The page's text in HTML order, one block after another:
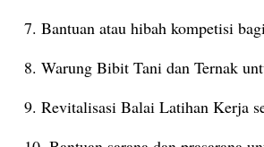
7. Bantuan atau hibah kompetisi
8. Warung Bibit Tani dan Ternak
9. Revitalisasi Balai Latihan Kerja